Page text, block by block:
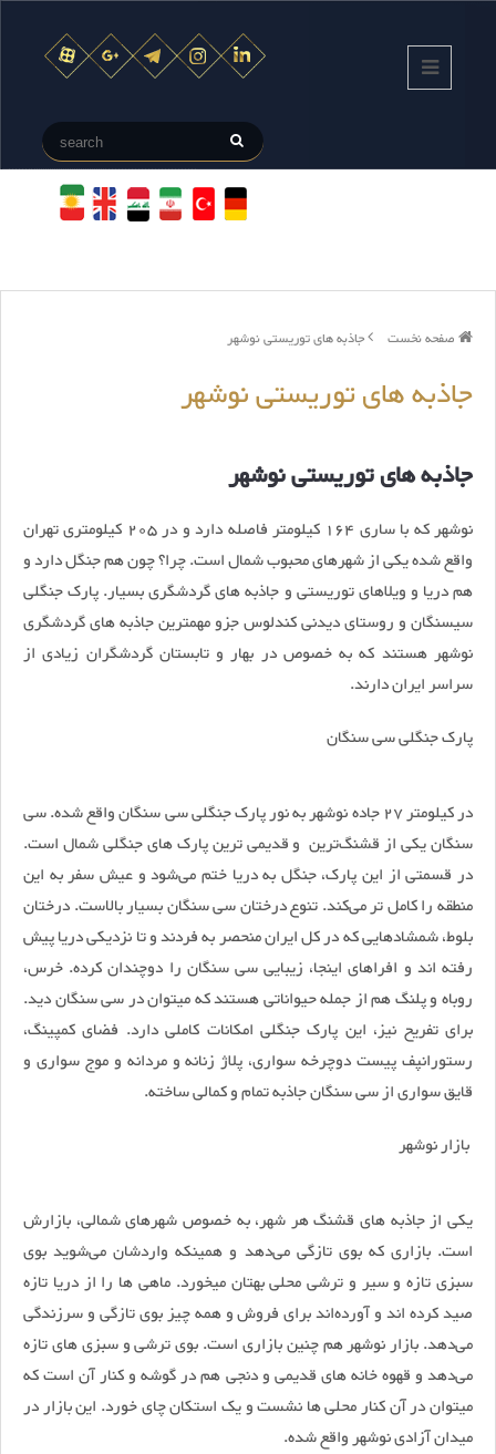
صفحه نخست جاذبه های توریستی نوشهر
جاذبه های توریستی نوشهر
جاذبه های توریستی نوشهر
نوشهر که با ساری 164 کیلومتر فاصله دارد و در 205 کیلومتری تهران
واقع شده یکی از شهرهای محبوب شمال است. چرا؟ چون هم جنگل دارد و
هم دریا و ویلاهای توریستی و جاذبه های گردشگری بسیار. پارک جنگلی
سیسنگان و روستای دیدنی کندلوس جزو مهمترین جاذبه های گردشگری
نوشهر هستند که به خصوص در بهار و تابستان گردشگران زیادی از
سراسر ایران دارند.
پارک جنگلی سی سنگان
در کیلومتر 27 جاده نوشهر به نور پارک جنگلی سی سنگان واقع شده. سی
سنگان یکی از قشنگ‌ترین و قدیمی ترین پارک های جنگلی شمال است.
در قسمتی از این پارک، جنگل به دریا ختم می‌شود و عیش سفر به این
منطقه را کامل تر می‌کند. تنوع درختان سی سنگان بسیار بالاست. درختان
بلوط، شمشادهایی که در کل ایران منحصر به فردند و تا نزدیکی دریا پیش
رفته اند و افراهای اینجا، زیبایی سی سنگان را دوچندان کرده. خرس،
روباه و پلنگ هم از جمله حیواناتی هستند که میتوان در سی سنگان دید.
برای تفریح نیز، این پارک جنگلی امکانات کاملی دارد. فضای کمپینگ،
رستورانپف پیست دوچرخه سواری، پلاژ زنانه و مردانه و موج سواری و
قایق سواری از سی سنگان جاذبه تمام و کمالی ساخته.
بازار نوشهر
یکی از جاذبه های قشنگ هر شهر، به خصوص شهرهای شمالی، بازارش
است. بازاری که بوی تازگی می‌دهد و همینکه واردشان می‌شوید بوی
سبزی تازه و سیر و ترشی محلی بهتان میخورد. ماهی ها را از دریا تازه
صید کرده اند و آورده‌اند برای فروش و همه چیز بوی تازگی و سرزندگی
می‌دهد. بازار نوشهر هم چنین بازاری است. بوی ترشی و سبزی های تازه
می‌دهد و قهوه خانه های قدیمی و دنجی هم در گوشه و کنار آن است که
میتوان در آن کنار محلی ها نشست و یک استکان چای خورد. این بازار در
میدان آزادی نوشهر واقع شده.